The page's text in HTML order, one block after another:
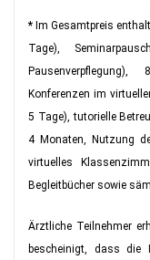
* Im Gesamtpreis
Tage),
Konferenzen im
5 Tage), tutorielle
4 Monaten, Nutzung
virtuelles
Begleitbücher sowie
Ärztliche Teilnehmer
bescheinigt, dass die